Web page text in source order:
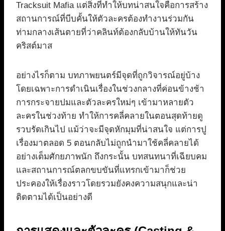
Tracksuit Mafia แต่สิ่งที่ทำให้บทน่าสนใจคือการสร้าง
สถานการณ์ที่บีบคั้นให้ตัวละครต้องทำงานร่วมกัน
ท่ามกลางเส้นตายที่ว่าคลินท์ต้องกลับบ้านให้ทันวัน
คริสต์มาส
อย่างไรก็ตาม บทภาพยนตร์มีจุดที่ถูกวิจารณ์อยู่บ้าง
โดยเฉพาะการดำเนินเรื่องในช่วงกลางที่ค่อนข้างช้า
การกระจายปมและตัวละครใหม่ๆ เข้ามาหลายตัว
ละครในช่วงท้าย ทำให้การคลี่คลายในตอนสุดท้ายดู
รวบรัดเกินไป แม้ว่าจะมีจุดหักมุมที่น่าสนใจ แต่การปู
เรื่องมาตลอด 5 ตอนกลับไม่ถูกนำมาใช้คลี่คลายได้
อย่างเต็มศักยภาพนัก ถึงกระนั้น บทสนทนาที่เฉียบคม
และสถานการณ์ตลกขบขันที่แทรกเข้ามาก็ช่วย
ประคองให้เรื่องราวโดยรวมยังคงความสนุกและน่า
ติดตามได้เป็นอย่างดี